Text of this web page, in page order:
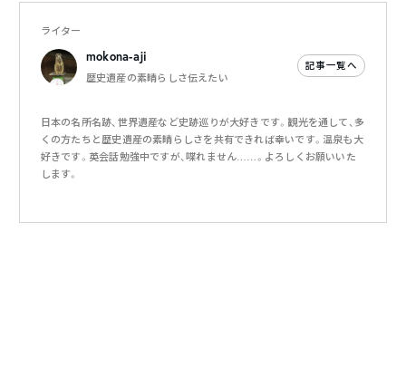
ライター
mokona-aji
歴史遺産の素晴らしさ伝えたい
記事一覧へ
日本の名所名跡、世界遺産など史跡巡りが大好きです。観光を通して、多
くの方たちと歴史遺産の素晴らしさを共有できれば幸いです。温泉も大
好きです。英会話勉強中ですが、喋れません……。よろしくお願いいた
します。